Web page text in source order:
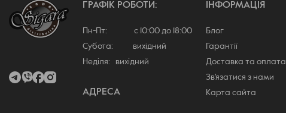
ГРАФІК РОБОТИ:
Пн-Пт: с 10:00 до 18:00
Субота: вихідний
Неділя: вихідний
АДРЕСА
ІНФОРМАЦІЯ
Блог
Гарантії
Доставка та оплата
Зв'язатися з нами
Карта сайта